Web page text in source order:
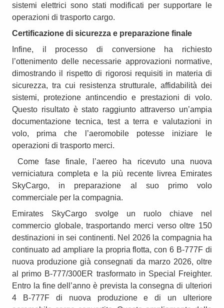
sistemi elettrici sono stati modificati per supportare le
operazioni di trasporto cargo.
Certificazione di sicurezza e preparazione finale
Infine, il processo di conversione ha richiesto
l’ottenimento delle necessarie approvazioni normative,
dimostrando il rispetto di rigorosi requisiti in materia di
sicurezza, tra cui resistenza strutturale, affidabilità dei
sistemi, protezione antincendio e prestazioni di volo.
Questo risultato è stato raggiunto attraverso un’ampia
documentazione tecnica, test a terra e valutazioni in
volo, prima che l’aeromobile potesse iniziare le
operazioni di trasporto merci.
Come fase finale, l’aereo ha ricevuto una nuova
verniciatura completa e la più recente livrea Emirates
SkyCargo, in preparazione al suo primo volo
commerciale per la compagnia.
Emirates SkyCargo svolge un ruolo chiave nel
commercio globale, trasportando merci verso oltre 150
destinazioni in sei continenti. Nel 2026 la compagnia ha
continuato ad ampliare la propria flotta, con 6 B-777F di
nuova produzione già consegnati da marzo 2026, oltre
al primo B-777/300ER trasformato in Special Freighter.
Entro la fine dell’anno è prevista la consegna di ulteriori
4 B-777F di nuova produzione e di un ulteriore